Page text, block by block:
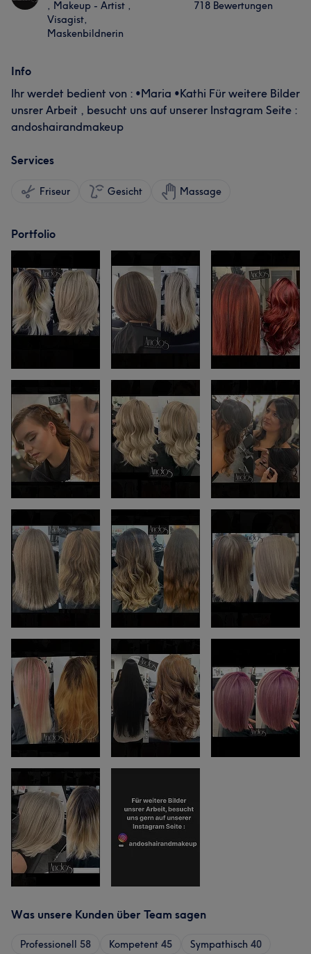
, Makeup - Artist ,
Visagist,
Maskenbildnerin
718 Bewertungen
Info
Ihr werdet bedient von : •Maria •Kathi Für weitere Bilder
unsrer Arbeit , besucht uns auf unserer Instagram Seite :
andoshairandmakeup
Services
Friseur Gesicht Massage
Portfolio
Was unsere Kunden über Team sagen
Professionell 58 Kompetent 45 Sympathisch 40